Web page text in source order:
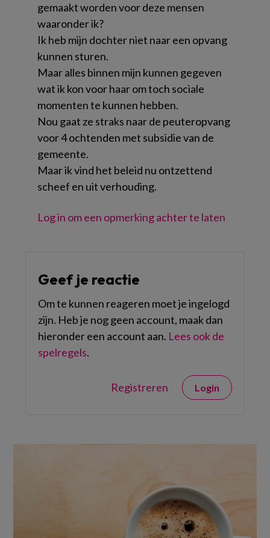
gemaakt worden voor deze mensen
waaronder ik?
Ik heb mijn dochter niet naar een opvang
kunnen sturen.
Maar alles binnen mijn kunnen gegeven
wat ik kon voor haar om toch sociale
momenten te kunnen hebben.
Nou gaat ze straks naar de peuteropvang
voor 4 ochtenden met subsidie van de
gemeente.
Maar ik vind het beleid nu ontzettend
scheef en uit verhouding.
Log in om een opmerking achter te laten
Geef je reactie
Om te kunnen reageren moet je ingelogd
zijn. Heb je nog geen account, maak dan
hieronder een account aan. Lees ook de
spelregels.
Registreren Login